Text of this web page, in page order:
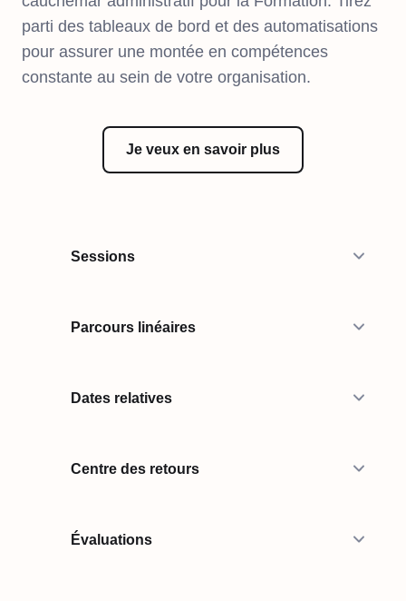
parti des tableaux de bord et des automatisations
pour assurer une montée en compétences
constante au sein de votre organisation.
Je veux en savoir plus
Sessions
Parcours linéaires
Dates relatives
Centre des retours
Évaluations